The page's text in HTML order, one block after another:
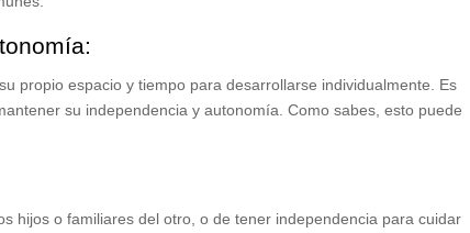
propio espacio y tiempo para desarrollarse individualmente. Es
su independencia y autonomía. Como sabes, esto puede
hijos o familiares del otro, o de tener independencia para cuidar